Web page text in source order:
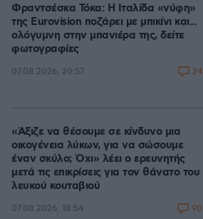
Φραντσέσκα Τόκα: Η Ιταλίδα «νύφη»
της Eurovision ποζάρει με μπικίνι και...
ολόγυμνη στην μπανιέρα της, δείτε
φωτογραφίες
07.08.2026, 20:57 24
«Άξιζε να θέσουμε σε κίνδυνο μια
οικογένεια λύκων, για να σώσουμε
έναν σκύλο; Όχι» λέει ο ερευνητής
μετά τις επικρίσεις για τον θάνατο του
λευκού κουταβιού
07.08.2026, 18:54 90